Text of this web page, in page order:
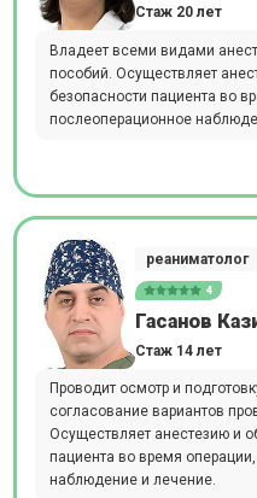
Стаж 20 лет
Владеет всеми видами
пособий. Осуществляет
безопасности пациента во
послеоперационное
реаниматолог
4
Гасанов
Стаж 14 лет
Проводит осмотр и
согласование вариантов
Осуществляет анестезию и
пациента во время
наблюдение и лечение.